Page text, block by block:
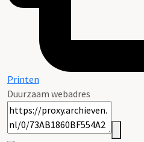
Printen
Duurzaam webadres